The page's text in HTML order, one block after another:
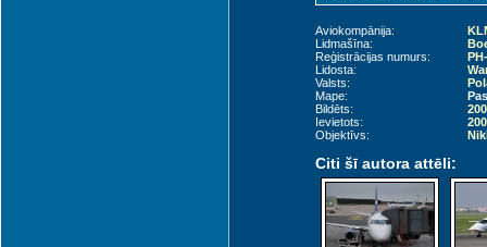
Aviokompānija:
Lidmašīna:
Reģistrācijas numurs:
Lidosta:
Valsts:
Mape:
Bildēts:
Ievietots:
Objektīvs:
Citi šī autora attēli: